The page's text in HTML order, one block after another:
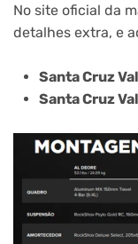
No site oficial da
detalhes extra, e
Santa Cruz
Santa Cruz